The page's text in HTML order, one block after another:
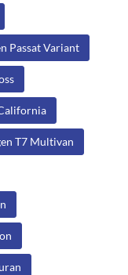
Passat Variant
T7 Multivan